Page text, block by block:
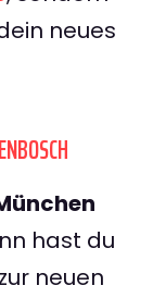
neues
hast du
neuen